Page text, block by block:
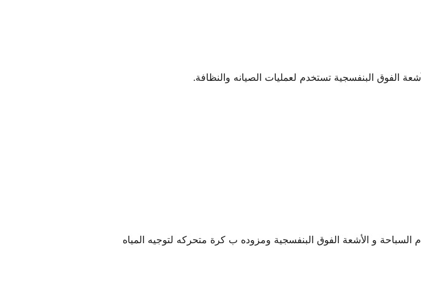
الفوق البنفسجية تستخدم لعمليات الصيانه والنظافة.
و الأشعة الفوق البنفسجية ومزوده ب كرة متحركه لتوجيه المياه